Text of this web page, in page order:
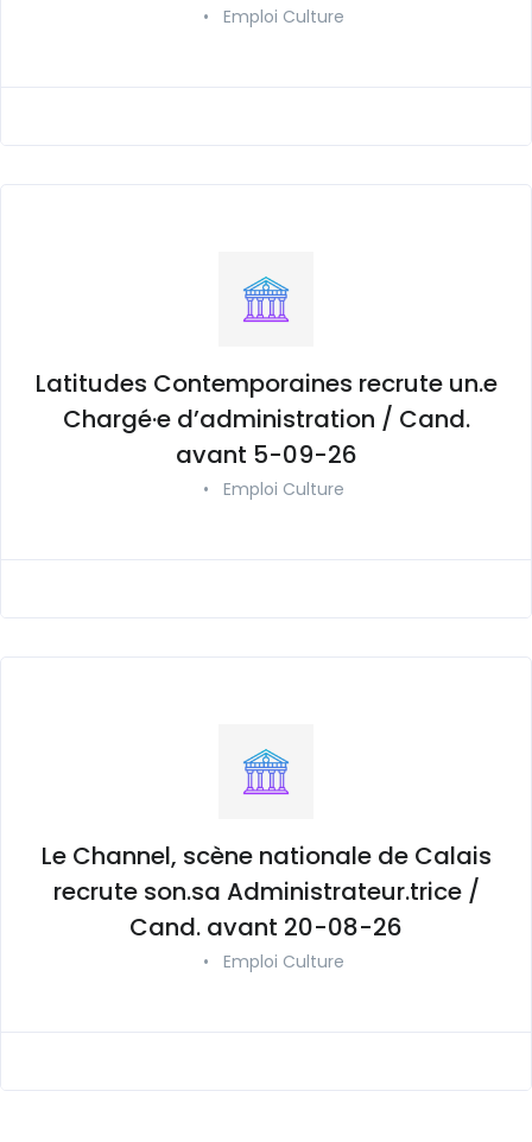
• Emploi Culture
Latitudes Contemporaines recrute un.e
Chargé·e d’administration / Cand.
avant 5-09-26
• Emploi Culture
Le Channel, scène nationale de Calais
recrute son.sa Administrateur.trice /
Cand. avant 20-08-26
• Emploi Culture